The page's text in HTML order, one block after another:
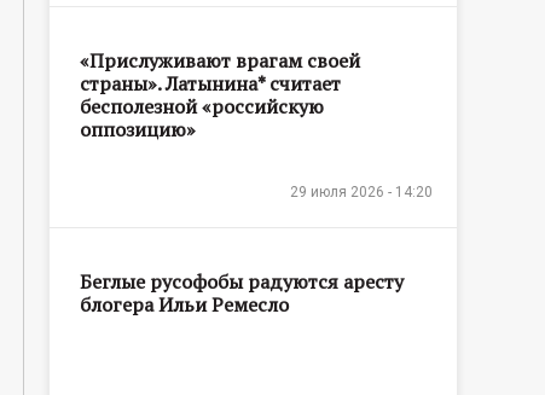
«Прислуживают врагам своей
страны». Латынина* считает
бесполезной «российскую
оппозицию»
29 июля 2026 - 14:20
Беглые русофобы радуются аресту
блогера Ильи Ремесло